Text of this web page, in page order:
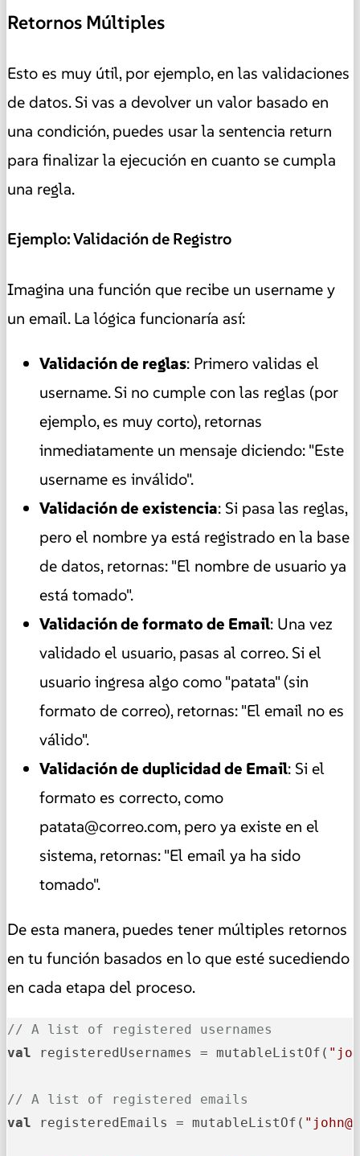
Retornos Múltiples
Esto es muy útil, por ejemplo, en las validaciones
de datos. Si vas a devolver un valor basado en
una condición, puedes usar la sentencia return
para finalizar la ejecución en cuanto se cumpla
una regla.
Ejemplo: Validación de Registro
Imagina una función que recibe un username y
un email. La lógica funcionaría así:
Validación de reglas: Primero validas el
username. Si no cumple con las reglas (por
ejemplo, es muy corto), retornas
inmediatamente un mensaje diciendo: "Este
username es inválido".
Validación de existencia: Si pasa las reglas,
pero el nombre ya está registrado en la base
de datos, retornas: "El nombre de usuario ya
está tomado".
Validación de formato de Email: Una vez
validado el usuario, pasas al correo. Si el
usuario ingresa algo como "patata" (sin
formato de correo), retornas: "El email no es
válido".
Validación de duplicidad de Email: Si el
formato es correcto, como
patata@correo.com, pero ya existe en el
sistema, retornas: "El email ya ha sido
tomado".
De esta manera, puedes tener múltiples retornos
en tu función basados en lo que esté sucediendo
en cada etapa del proceso.
// A list of registered usernames
val registeredUsernames = mutableListOf(
// A list of registered emails
val registeredEmails = mutableListOf(